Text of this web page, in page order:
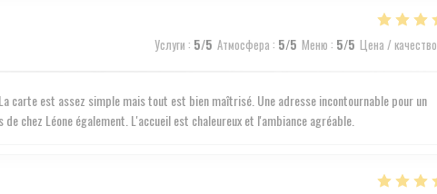
Услуги : 5/5 Атмосфера : 5/5 Меню : 5/5 Цена / качество
carte est assez simple mais tout est bien maîtrisé. Une adresse incontournable pour un
chez Léone également. L'accueil est chaleureux et l'ambiance agréable.